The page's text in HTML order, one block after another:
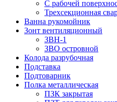
С рабочей
Трехсекционная
Ванна рукомойник
Зонт вентиляционный
ЗВН-1
ЗВО островной
Колода разрубочная
Подставка
Подтоварник
Полка металлическая
ПЗК закрытая